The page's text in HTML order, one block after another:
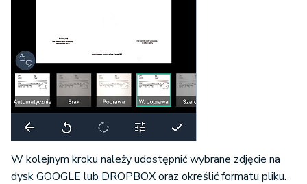
W kolejnym kroku należy udostępnić wybrane zdjęcie na
dysk GOOGLE lub DROPBOX oraz określić formatu pliku.